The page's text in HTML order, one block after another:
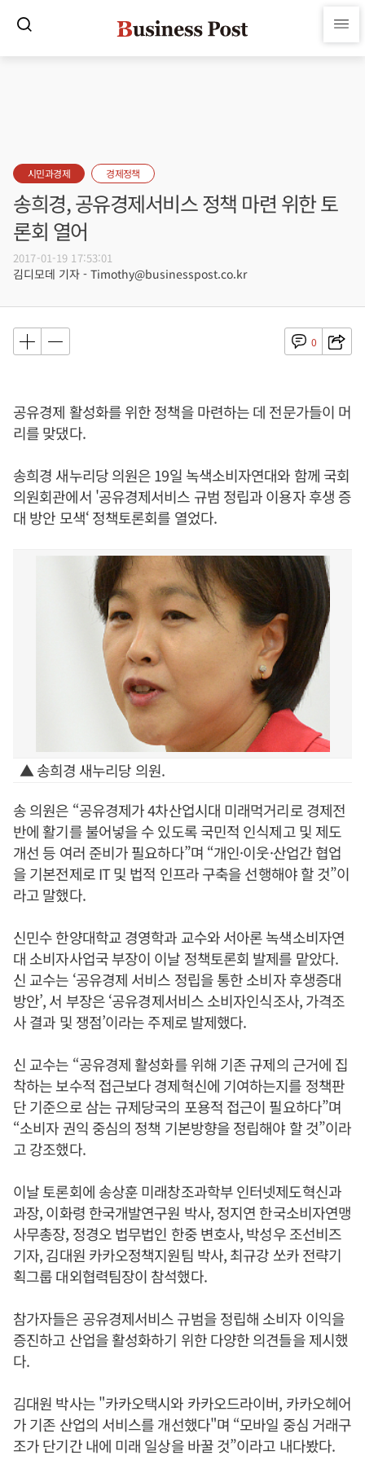
시민과경제 경제정책
송희경, 공유경제서비스 정책 마련 위한 토
론회 열어
2017-01-19 17:53:01
김디모데 기자 - Timothy@businesspost.co.kr
0
공유경제 활성화를 위한 정책을 마련하는 데 전문가들이 머
리를 맞댔다.
송희경 새누리당 의원은 19일 녹색소비자연대와 함께 국회
의원회관에서 '공유경제서비스 규범 정립과 이용자 후생 증
대 방안 모색‘ 정책토론회를 열었다.
▲ 송희경 새누리당 의원.
송 의원은 “공유경제가 4차산업시대 미래먹거리로 경제전
반에 활기를 불어넣을 수 있도록 국민적 인식제고 및 제도
개선 등 여러 준비가 필요하다”며 “개인·이웃·산업간 협업
을 기본전제로 IT 및 법적 인프라 구축을 선행해야 할 것”이
라고 말했다.
신민수 한양대학교 경영학과 교수와 서아론 녹색소비자연
대 소비자사업국 부장이 이날 정책토론회 발제를 맡았다.
신 교수는 ‘공유경제 서비스 정립을 통한 소비자 후생증대
방안’, 서 부장은 ‘공유경제서비스 소비자인식조사, 가격조
사 결과 및 쟁점’이라는 주제로 발제했다.
신 교수는 “공유경제 활성화를 위해 기존 규제의 근거에 집
착하는 보수적 접근보다 경제혁신에 기여하는지를 정책판
단 기준으로 삼는 규제당국의 포용적 접근이 필요하다”며
“소비자 권익 중심의 정책 기본방향을 정립해야 할 것”이라
고 강조했다.
이날 토론회에 송상훈 미래창조과학부 인터넷제도혁신과
과장, 이화령 한국개발연구원 박사, 정지연 한국소비자연맹
사무총장, 정경오 법무법인 한중 변호사, 박성우 조선비즈
기자, 김대원 카카오정책지원팀 박사, 최규강 쏘카 전략기
획그룹 대외협력팀장이 참석했다.
참가자들은 공유경제서비스 규범을 정립해 소비자 이익을
증진하고 산업을 활성화하기 위한 다양한 의견들을 제시했
다.
김대원 박사는 "카카오택시와 카카오드라이버, 카카오헤어
가 기존 산업의 서비스를 개선했다"며 “모바일 중심 거래구
조가 단기간 내에 미래 일상을 바꿀 것”이라고 내다봤다.